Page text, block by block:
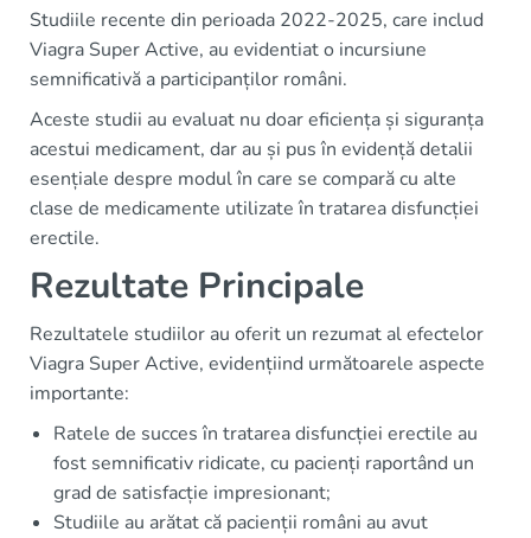
Studiile recente din perioada 2022-2025, care includ
Viagra Super Active, au evidentiat o incursiune
semnificativă a participanților români.
Aceste studii au evaluat nu doar eficiența și siguranța
acestui medicament, dar au și pus în evidență detalii
esențiale despre modul în care se compară cu alte
clase de medicamente utilizate în tratarea disfuncției
erectile.
Rezultate Principale
Rezultatele studiilor au oferit un rezumat al efectelor
Viagra Super Active, evidențiind următoarele aspecte
importante:
Ratele de succes în tratarea disfuncției erectile au
fost semnificativ ridicate, cu pacienți raportând un
grad de satisfacție impresionant;
Studiile au arătat că pacienții români au avut